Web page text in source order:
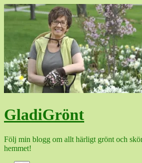
Hoppa
GladiGrönt
Följ min blogg om allt härligt grönt och
hemmet!